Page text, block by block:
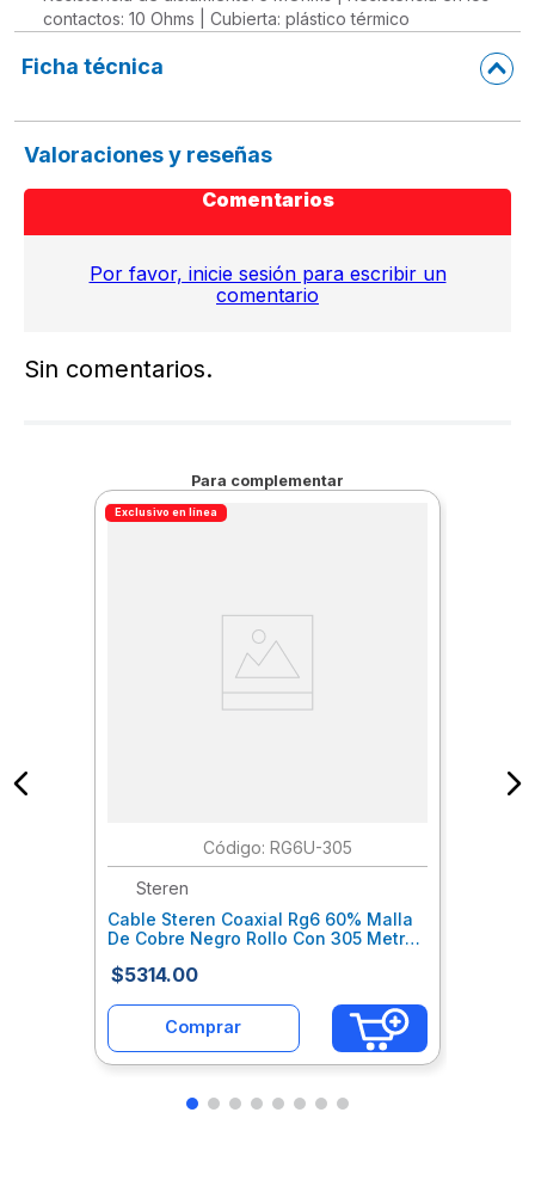
contactos: 10 Ohms | Cubierta: plástico térmico
Ficha técnica
Valoraciones y reseñas
Comentarios
Por favor, inicie sesión para escribir un
comentario
Sin comentarios.
Para complementar
Exclusivo en línea
: RG6U-305
Steren
Cable Steren Coaxial Rg6 60% Malla
De Cobre Negro Rollo Con 305 Metros
$5314.00
Comprar